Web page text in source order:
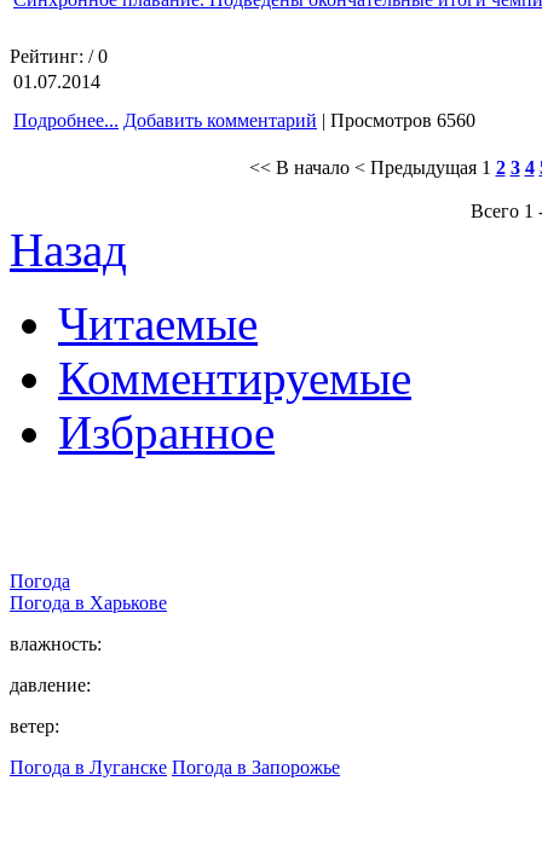
Рейтинг: / 0
01.07.2014
Подробнее... Добавить комментарий | Просмотров 6560
<< В начало < Предыдущая 1 2 3 4
Всего 1
Назад
Читаемые
Комментируемые
Избранное
Погода
Погода в Харькове
влажность:
давление:
ветер:
Погода в Луганске Погода в Запорожье